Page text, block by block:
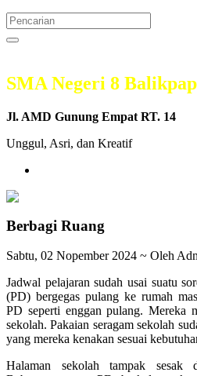
SMA Negeri 8
Jl. AMD Gunung Empat RT. 14
Unggul, Asri, dan Kreatif
Berbagi Ruang
Sabtu, 02 Nopember 2024 ~ Oleh
Jadwal pelajaran sudah usai suatu
(PD) bergegas pulang ke rumah
PD seperti enggan pulang. Mereka
sekolah. Pakaian seragam sekolah
yang mereka kenakan sesuai
Halaman sekolah tampak sesak